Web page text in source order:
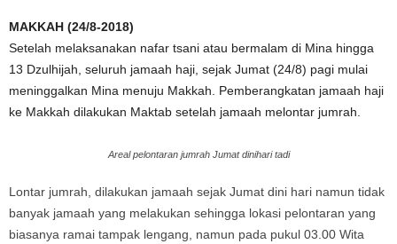
MAKKAH (24/8-2018)
Setelah melaksanakan nafar tsani atau bermalam di Mina hingga
13 Dzulhijah, seluruh jamaah haji, sejak Jumat (24/8) pagi mulai
meninggalkan Mina menuju Makkah. Pemberangkatan jamaah haji
ke Makkah dilakukan Maktab setelah jamaah melontar jumrah.
Areal pelontaran jumrah Jumat dinihari tadi
Lontar jumrah, dilakukan jamaah sejak Jumat dini hari namun tidak
banyak jamaah yang melakukan sehingga lokasi pelontaran yang
biasanya ramai tampak lengang, namun pada pukul 03.00 Wita